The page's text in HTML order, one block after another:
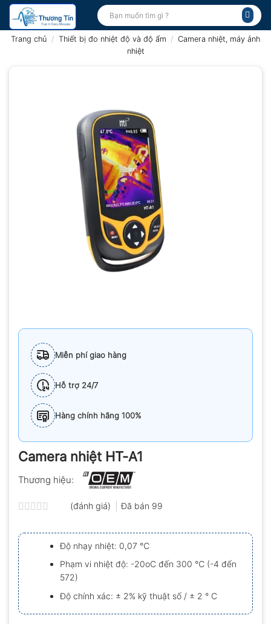
Bỏ
qua
nội
Tìm
kiếm:
Trang chủ / Thiết bị đo nhiệt độ và độ ẩm / Camera nhiệt, máy ảnh
nhiệt
Miễn phí giao hàng
Hỗ trợ 24/7
Hàng chính hãng 100%
Camera nhiệt HT-A1
Thương hiệu:
xếp
hạng
0.0
5
sao
(đánh giá) Đã bán 99
Độ nhạy nhiệt: 0,07 ℃
Phạm vi nhiệt độ: -20oC đến 300 ℃ (-4 đến
572)
Độ chính xác: ± 2% kỹ thuật số / ± 2 ° C